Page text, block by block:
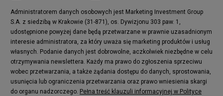
Administratorem danych osobowych jest Marketing Investment Group
S.A. z siedzibą w Krakowie (31-871), os. Dywizjonu 303 paw. 1,
udostępnione powyżej dane będą przetwarzane w prawnie uzasadnionym
interesie administratora, za który uważa się marketing produktów i usług
własnych. Podanie danych jest dobrowolne, aczkolwiek niezbędne w celu
otrzymywania newslettera. Każdy ma prawo do zgłoszenia sprzeciwu
wobec przetwarzania, a także żądania dostępu do danych, sprostowania,
usunięcia lub ograniczenia przetwarzania oraz prawo wniesienia skargi
do organu nadzorczego. Pełna treść klauzuli informacyjnej w Polityce